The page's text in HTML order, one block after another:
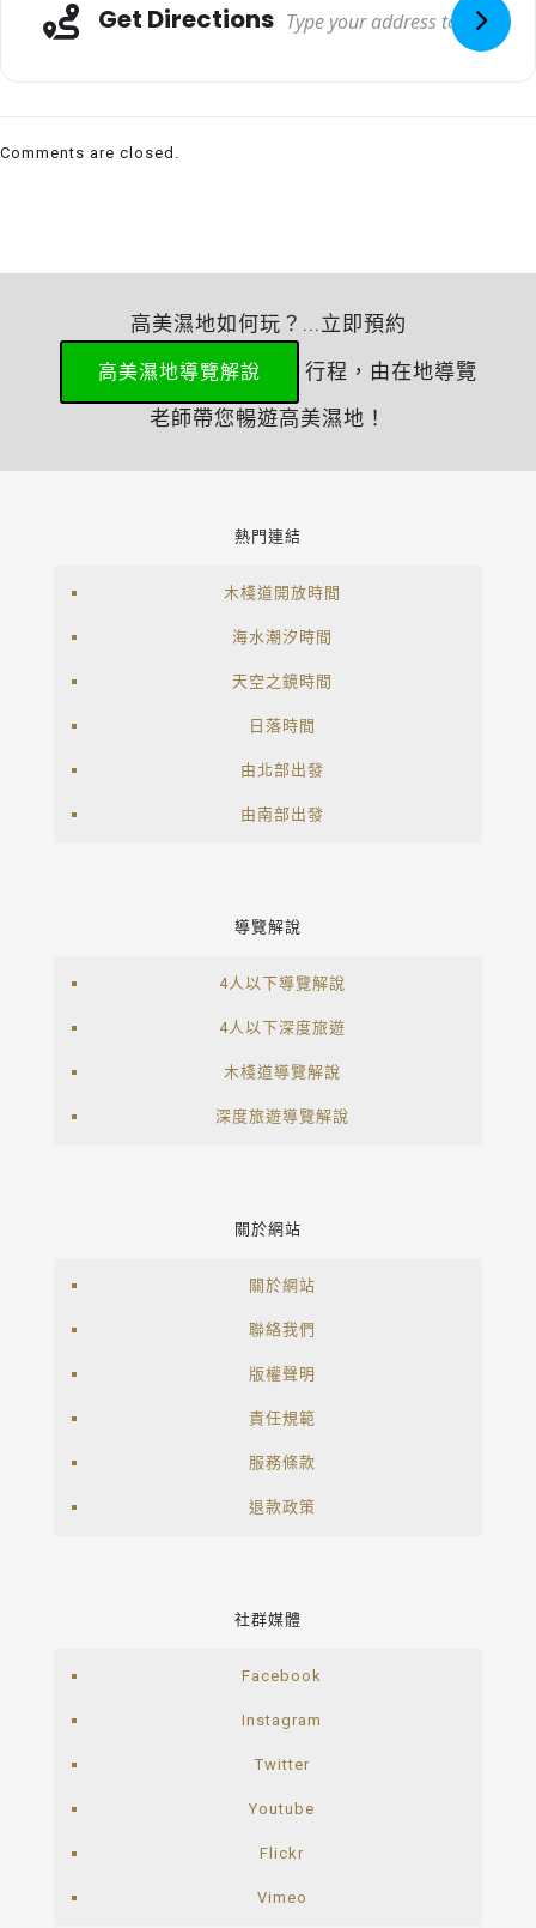
Get Directions
Comments are closed.
高美濕地如何玩？...立即預約
高美濕地導覽解說
行程，由在地導覽
老師帶您暢遊高美濕地！
熱門連結
木棧道開放時間
海水潮汐時間
天空之鏡時間
日落時間
由北部出發
由南部出發
導覽解說
4人以下導覽解說
4人以下深度旅遊
木棧道導覽解說
深度旅遊導覽解說
關於網站
關於網站
聯絡我們
版權聲明
責任規範
服務條款
退款政策
社群媒體
Facebook
Instagram
Twitter
Youtube
Flickr
Vimeo